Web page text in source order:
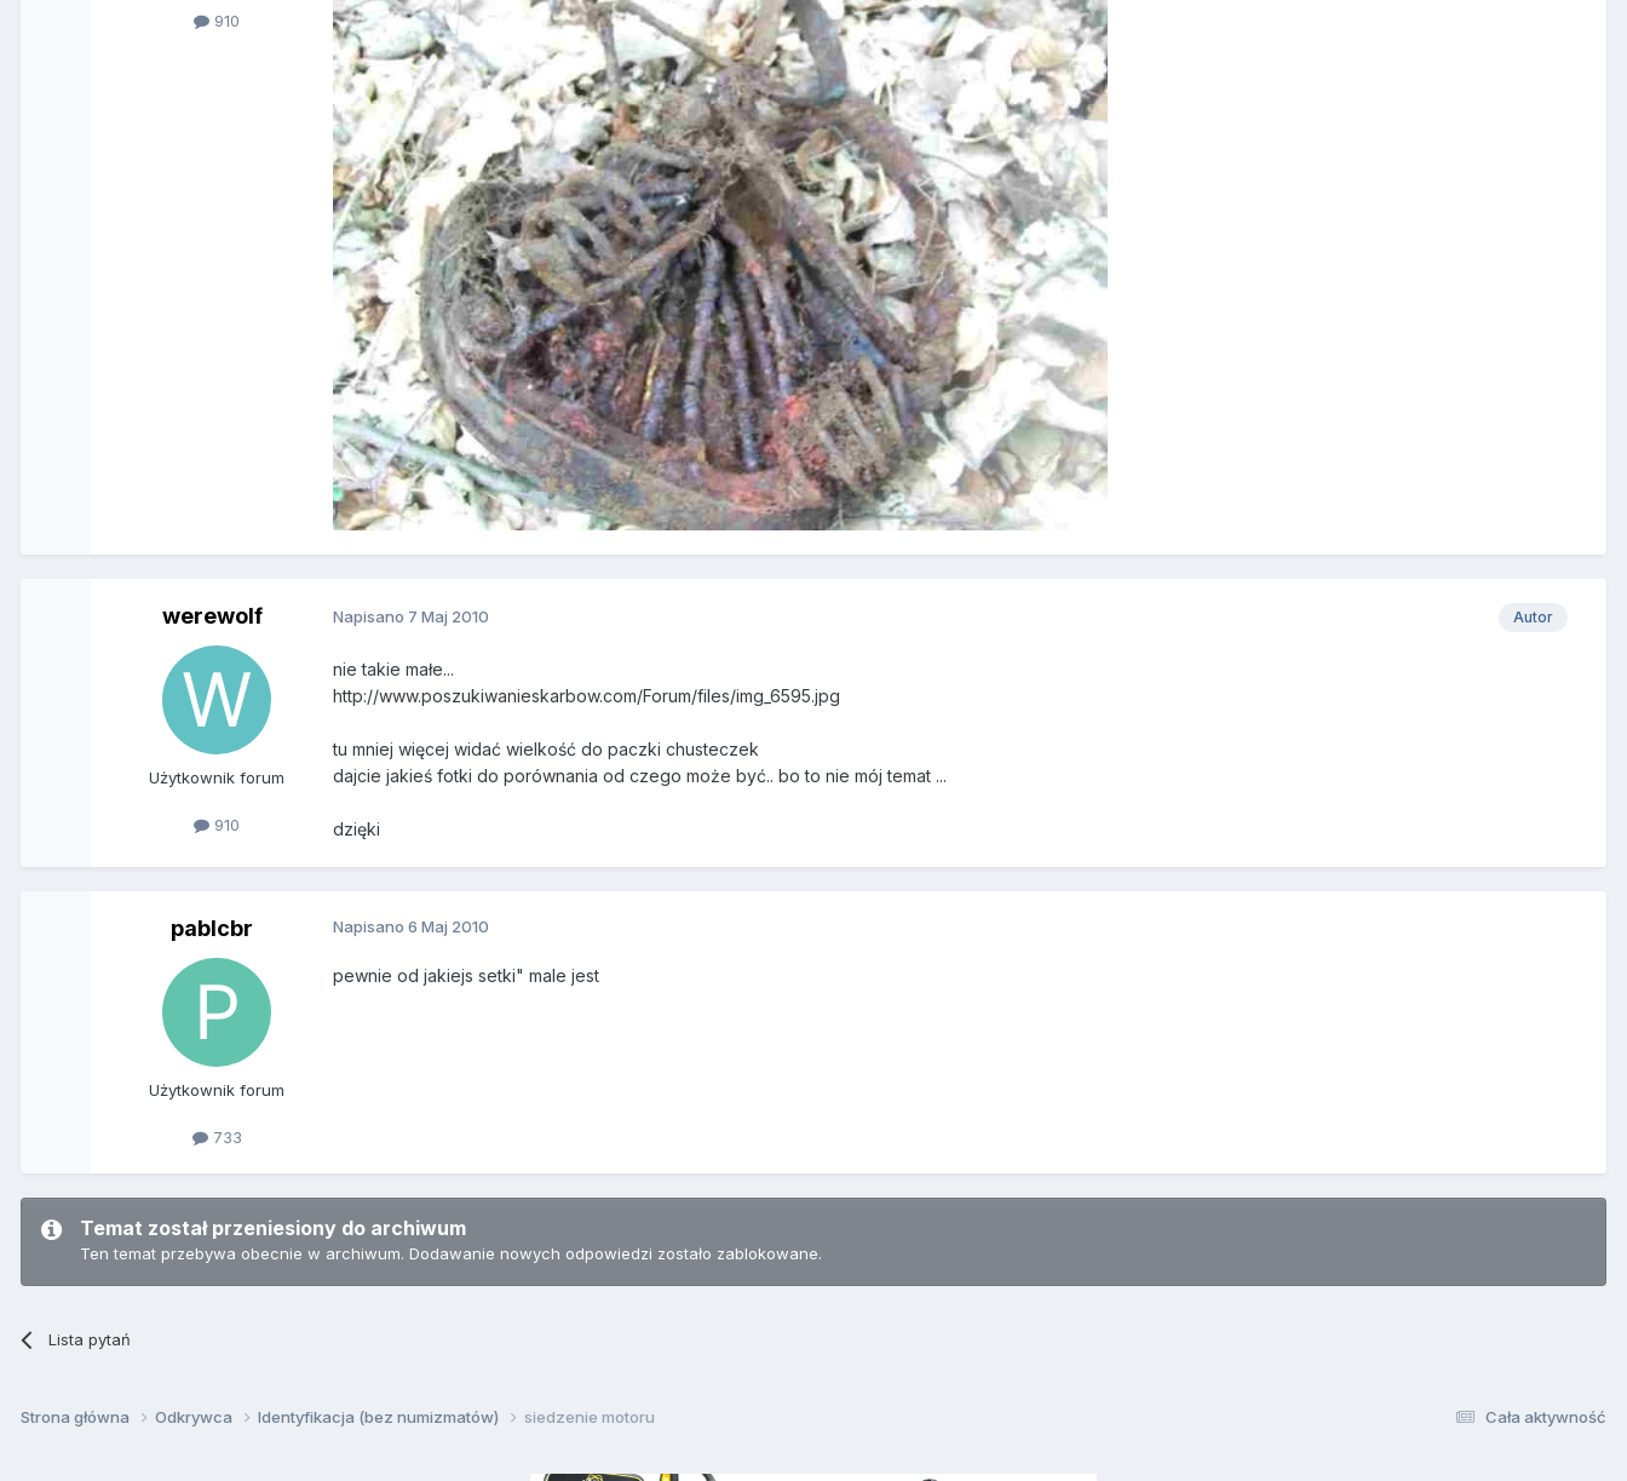
910
werewolf
Użytkownik forum
910
Autor
Napisano 7 Maj 2010
nie takie małe...
http://www.poszukiwanieskarbow.com/Forum/files/img_6595.jpg
tu mniej więcej widać wielkość do paczki chusteczek
dajcie jakieś fotki do porównania od czego może być.. bo to nie mój temat ...
dzięki
pablcbr
Użytkownik forum
733
Napisano6 Maj 2010
pewnie od jakiejs setki" male jest
Temat został przeniesiony do archiwum
Ten temat przebywa obecnie w archiwum. Dodawanie nowych odpowiedzi zostało zablokowane.
Lista pytań
Cała aktywność
Strona główna Odkrywca Identyfikacja (bez numizmatów) siedzenie motoru